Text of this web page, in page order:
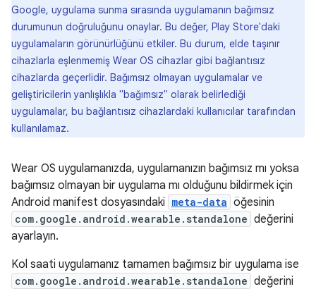
Google, uygulama sunma sırasında uygulamanın bağımsız
durumunun doğruluğunu onaylar. Bu değer, Play Store'daki
uygulamaların görünürlüğünü etkiler. Bu durum, elde taşınır
cihazlarla eşlenmemiş Wear OS cihazlar gibi bağlantısız
cihazlarda geçerlidir. Bağımsız olmayan uygulamalar ve
geliştiricilerin yanlışlıkla "bağımsız" olarak belirlediği
uygulamalar, bu bağlantısız cihazlardaki kullanıcılar tarafından
kullanılamaz.
Wear OS uygulamanızda, uygulamanızın bağımsız mı yoksa
bağımsız olmayan bir uygulama mı olduğunu bildirmek için
Android manifest dosyasındaki meta-data öğesinin
com.google.android.wearable.standalone değerini
ayarlayın.
Kol saati uygulamanız tamamen bağımsız bir uygulama ise
com.google.android.wearable.standalone değerini